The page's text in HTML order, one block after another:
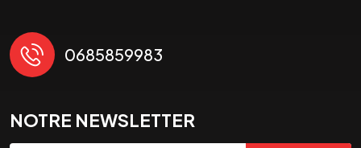
0685859983
NOTRE NEWSLETTER